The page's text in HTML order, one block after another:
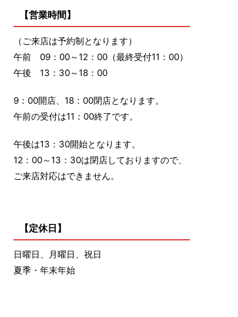
【営業時間】
（ご来店は予約制となります）
午前 09：00～12：00（最終受付11：00）
午後 13：30～18：00
9：00開店、18：00閉店となります。
午前の受付は11：00終了です。
午後は13：30開始となります。
12：00～13：30は閉店しておりますので、
ご来店対応はできません。
【定休日】
日曜日、月曜日、祝日
夏季・年末年始